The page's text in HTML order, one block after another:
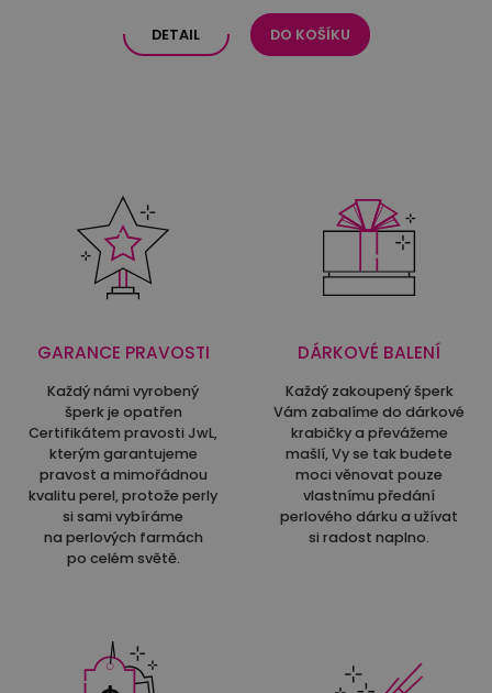
DETAIL DO KOŠÍKU
GARANCE PRAVOSTI
Každý námi vyrobený
šperk je opatřen
Certifikátem pravosti JwL,
kterým garantujeme
pravost a mimořádnou
kvalitu perel, protože perly
si sami vybíráme
na perlových farmách
po celém světě.
DÁRKOVÉ BALENÍ
Každý zakoupený šperk
Vám zabalíme do dárkové
krabičky a převážeme
mašlí, Vy se tak budete
moci věnovat pouze
vlastnímu předání
perlového dárku a užívat
si radost naplno.